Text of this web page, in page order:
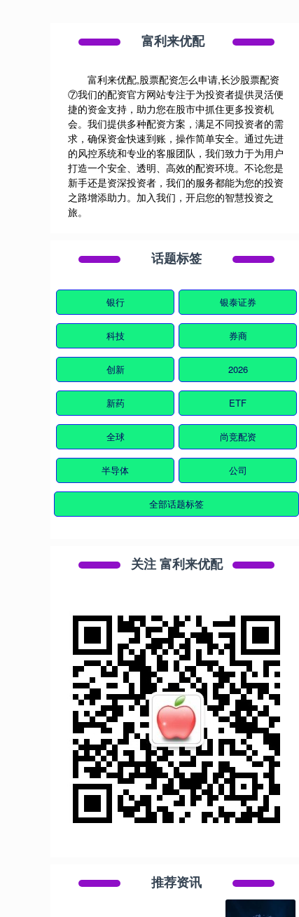
富利来优配
富利来优配,股票配资怎么申请,长沙股票配资
⑦我们的配资官方网站专注于为投资者提供灵活便
捷的资金支持，助力您在股市中抓住更多投资机
会。我们提供多种配资方案，满足不同投资者的需
求，确保资金快速到账，操作简单安全。通过先进
的风控系统和专业的客服团队，我们致力于为用户
打造一个安全、透明、高效的配资环境。不论您是
新手还是资深投资者，我们的服务都能为您的投资
之路增添助力。加入我们，开启您的智慧投资之
旅。
话题标签
银行 银泰证券
科技 券商
创新 2026
新药 ETF
全球 尚竞配资
半导体 公司
全部话题标签
关注 富利来优配
推荐资讯